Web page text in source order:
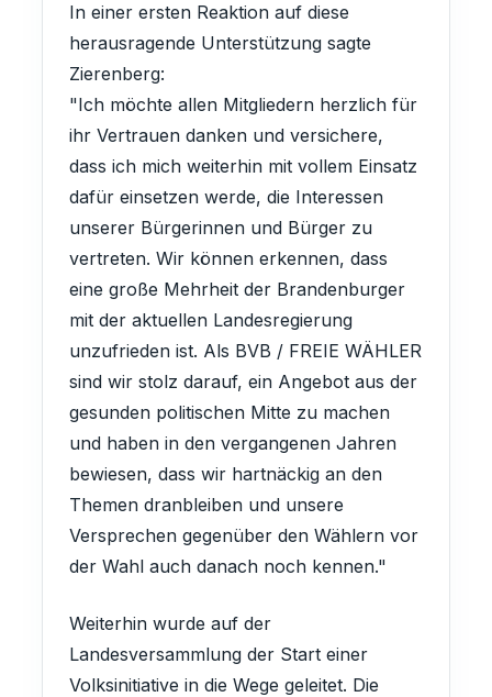
In einer ersten Reaktion auf diese
herausragende Unterstützung sagte
Zierenberg:
"Ich möchte allen Mitgliedern herzlich für
ihr Vertrauen danken und versichere,
dass ich mich weiterhin mit vollem Einsatz
dafür einsetzen werde, die Interessen
unserer Bürgerinnen und Bürger zu
vertreten. Wir können erkennen, dass
eine große Mehrheit der Brandenburger
mit der aktuellen Landesregierung
unzufrieden ist. Als BVB / FREIE WÄHLER
sind wir stolz darauf, ein Angebot aus der
gesunden politischen Mitte zu machen
und haben in den vergangenen Jahren
bewiesen, dass wir hartnäckig an den
Themen dranbleiben und unsere
Versprechen gegenüber den Wählern vor
der Wahl auch danach noch kennen."
Weiterhin wurde auf der
Landesversammlung der Start einer
Volksinitiative in die Wege geleitet. Die